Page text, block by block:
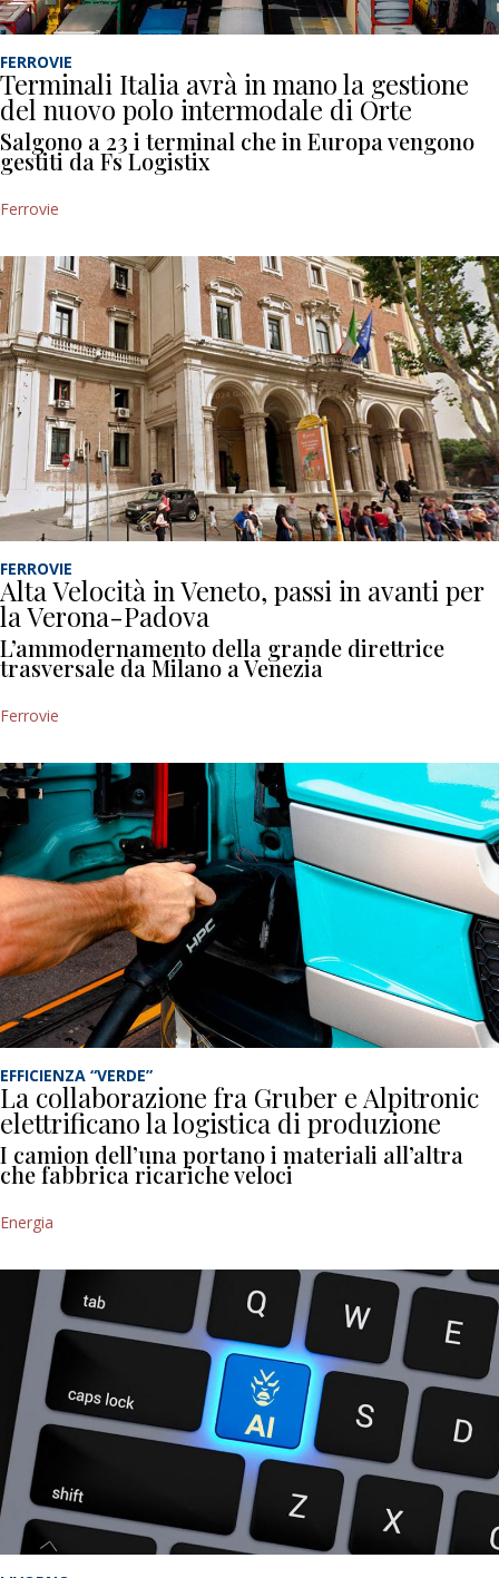
FERROVIE
Terminali Italia avrà in mano la gestione
del nuovo polo intermodale di Orte
Salgono a 23 i terminal che in Europa vengono
gestiti da Fs Logistix
Ferrovie
FERROVIE
Alta Velocità in Veneto, passi in avanti per
la Verona-Padova
L’ammodernamento della grande direttrice
trasversale da Milano a Venezia
Ferrovie
EFFICIENZA “VERDE”
La collaborazione fra Gruber e Alpitronic
elettrificano la logistica di produzione
I camion dell’una portano i materiali all’altra
che fabbrica ricariche veloci
Energia